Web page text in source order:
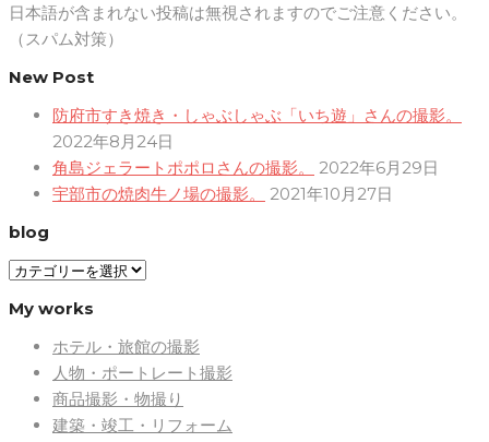
日本語が含まれない投稿は無視されますのでご注意ください。
（スパム対策）
New Post
防府市すき焼き・しゃぶしゃぶ「いち遊」さんの撮影。
2022年8月24日
角島ジェラートポポロさんの撮影。
2022年6月29日
宇部市の焼肉牛ノ場の撮影。
2021年10月27日
blog
blog
My works
ホテル・旅館の撮影
人物・ポートレート撮影
商品撮影・物撮り
建築・竣工・リフォーム